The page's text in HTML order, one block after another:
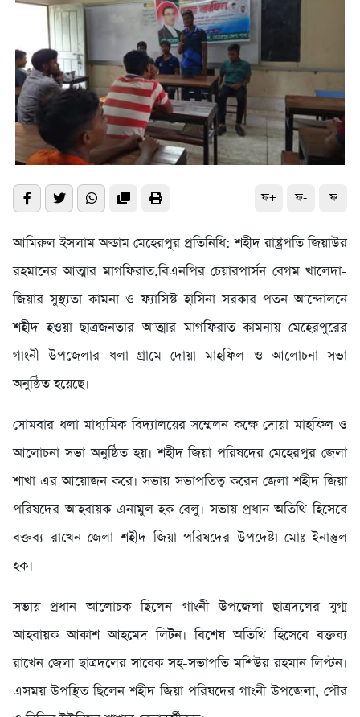
ফ+ ফ- ফ
আমিরুল ইসলাম অল্ডাম মেহেরপুর প্রতিনিধি: শহীদ রাষ্ট্রপতি জিয়াউর
রহমানের আত্মার মাগফিরাত,বিএনপির চেয়ারপার্সন বেগম খালেদা-
জিয়ার সুস্থ্যতা কামনা ও ফ্যাসিস্ট হাসিনা সরকার পতন আন্দোলনে
শহীদ হওয়া ছাত্রজনতার আত্মার মাগফিরাত কামনায় মেহেরপুরের
গাংনী উপজেলার ধলা গ্রামে দােয়া মাহফিল ও আলােচনা সভা
অনুষ্ঠিত হয়েছে।
সােমবার ধলা মাধ্যমিক বিদ্যালয়ের সম্মেলন কক্ষে দােয়া মাহফিল ও
আলােচনা সভা অনুষ্ঠিত হয়। শহীদ জিয়া পরিষদের মেহেরপুর জেলা
শাখা এর আয়োজন করে। সভায় সভাপতিত্ব করেন জেলা শহীদ জিয়া
পরিষদের আহবায়ক এনামুল হক বেলু। সভায় প্রধান অতিথি হিসেবে
বক্তব্য রাখেন জেলা শহীদ জিয়া পরিষদের উপদেষ্টা মোঃ ইনাস্তুল
হক।
সভায় প্রধান আলোচক ছিলেন গাংনী উপজেলা ছাত্রদলের যুগ্ম
আহবায়ক আকাশ আহমেদ লিটন। বিশেষ অতিথি হিসেবে বক্তব্য
রাখেন জেলা ছাত্রদলের সাবেক সহ-সভাপতি মশিউর রহমান লিপ্টন।
এসময় উপস্থিত ছিলেন শহীদ জিয়া পরিষদের গাংনী উপজেলা, পৌর